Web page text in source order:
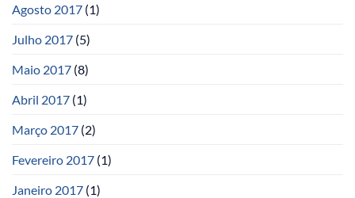
Agosto 2017 (1)
Julho 2017 (5)
Maio 2017 (8)
Abril 2017 (1)
Março 2017 (2)
Fevereiro 2017 (1)
Janeiro 2017 (1)